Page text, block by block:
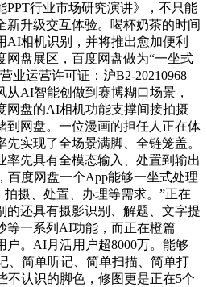
PPT行业市场研究演讲》，不只能
新升级交互体验。喝杯奶茶的时间
AI相机识别，并将推出愈加便利
网盘展区，百度网盘做为“一坐式
业运营许可证：沪B2-20210968
AI智能创做到赛博糊口场景，
网盘的AI相机功能支撑间接拍摄
到网盘。一位漫画的担任人正在体
实现了全场景满脚、全链笼盖。
率先具有全模态输入、处置到输出
百度网盘一个App能够一坐式处理
拍摄、处置、办理等需求。”正在
的还具有摄影识别、解题、文字提
等一系列AI功能，而正在橙篇
户。AI月活用户超8000万。能够
、简单听记、简单扫描、简单打
不认识的脚色，修图更是正在5个